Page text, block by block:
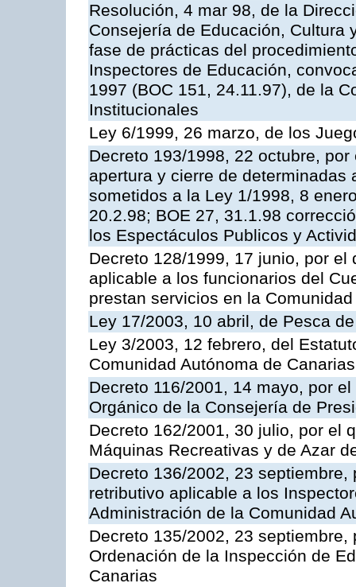
Resolución, 4 mar 98, de la
Consejería de Educación, Cultura
fase de prácticas del
Inspectores de Educación,
1997 (BOC 151, 24.11.97), de la
Institucionales
Ley 6/1999, 26 marzo, de los
Decreto 193/1998, 22 octubre,
apertura y cierre de
sometidos a la Ley 1/1998, 8
20.2.98; BOE 27, 31.1.98
los Espectáculos Publicos y
Decreto 128/1999, 17 junio, por
aplicable a los funcionarios del
prestan servicios en la
Ley 17/2003, 10 abril, de Pesca
Ley 3/2003, 12 febrero, del
Comunidad Autónoma de Canarias
Decreto 116/2001, 14 mayo, por
Orgánico de la Consejería de
Decreto 162/2001, 30 julio, por el
Máquinas Recreativas y de Azar
Decreto 136/2002, 23
retributivo aplicable a los
Administración de la Comunidad
Decreto 135/2002, 23
Ordenación de la Inspección de
Canarias